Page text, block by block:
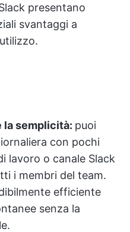
presentano
svantaggi a
la semplicità: puoi
con pochi
lavoro o canale Slack
i membri del team.
efficiente
senza la